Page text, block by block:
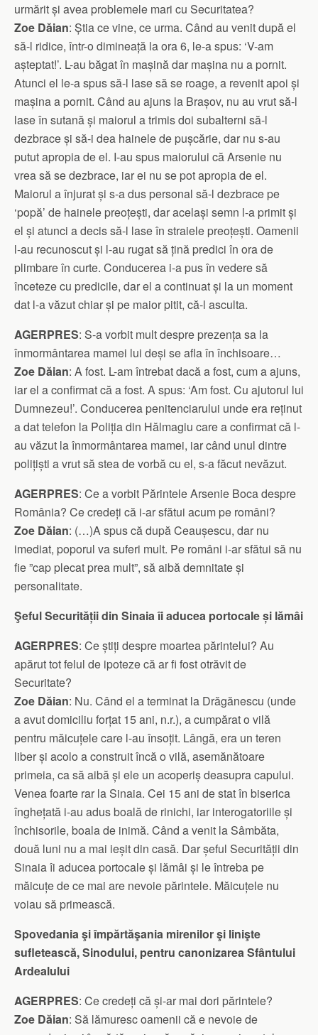
urmărit și avea problemele mari cu Securitatea?
Zoe Dăian: Știa ce vine, ce urma. Când au venit după el
să-l ridice, într-o dimineață la ora 6, le-a spus: ‘V-am
așteptat!’. L-au băgat în mașină dar mașina nu a pornit.
Atunci el le-a spus să-l lase să se roage, a revenit apoi și
mașina a pornit. Când au ajuns la Brașov, nu au vrut să-l
lase în sutană și maiorul a trimis doi subalterni să-l
dezbrace și să-i dea hainele de pușcărie, dar nu s-au
putut apropia de el. I-au spus maiorului că Arsenie nu
vrea să se dezbrace, iar ei nu se pot apropia de el.
Maiorul a înjurat și s-a dus personal să-l dezbrace pe
‘popă’ de hainele preoțești, dar același semn l-a primit și
el și atunci a decis să-l lase în straiele preoțești. Oamenii
l-au recunoscut și l-au rugat să țină predici în ora de
plimbare în curte. Conducerea i-a pus în vedere să
înceteze cu predicile, dar el a continuat și la un moment
dat l-a văzut chiar și pe maior pitit, că-l asculta.
AGERPRES: S-a vorbit mult despre prezența sa la
înmormântarea mamei lui deși se afla în închisoare…
Zoe Dăian: A fost. L-am întrebat dacă a fost, cum a ajuns,
iar el a confirmat că a fost. A spus: ‘Am fost. Cu ajutorul lui
Dumnezeu!’. Conducerea penitenciarului unde era reținut
a dat telefon la Poliția din Hălmagiu care a confirmat că l-
au văzut la înmormântarea mamei, iar când unul dintre
polițiști a vrut să stea de vorbă cu el, s-a făcut nevăzut.
AGERPRES: Ce a vorbit Părintele Arsenie Boca despre
România? Ce credeți că i-ar sfătui acum pe români?
Zoe Dăian: (…)A spus că după Ceaușescu, dar nu
imediat, poporul va suferi mult. Pe români i-ar sfătui să nu
fie ”cap plecat prea mult”, să aibă demnitate și
personalitate.
Şeful Securității din Sinaia îi aducea portocale și lămâi
AGERPRES: Ce știți despre moartea părintelui? Au
apărut tot felul de ipoteze că ar fi fost otrăvit de
Securitate?
Zoe Dăian: Nu. Când el a terminat la Drăgănescu (unde
a avut domiciliu forțat 15 ani, n.r.), a cumpărat o vilă
pentru măicuțele care l-au însoțit. Lângă, era un teren
liber și acolo a construit încă o vilă, asemănătoare
primeia, ca să aibă și ele un acoperiș deasupra capului.
Venea foarte rar la Sinaia. Cei 15 ani de stat în biserica
înghețată i-au adus boală de rinichi, iar interogatoriile și
închisorile, boala de inimă. Când a venit la Sâmbăta,
două luni nu a mai ieșit din casă. Dar șeful Securității din
Sinaia îi aducea portocale și lămâi și le întreba pe
măicuțe de ce mai are nevoie părintele. Măicuțele nu
voiau să primească.
Spovedania şi împărtăşania mirenilor şi linişte
sufletească, Sinodului, pentru canonizarea Sfântului
Ardealului
AGERPRES: Ce credeți că și-ar mai dori părintele?
Zoe Dăian: Să lămuresc oamenii că e nevoie de